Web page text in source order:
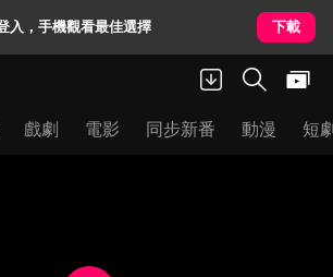
入，手機觀看最佳選擇 下載
戲劇 電影 同步新番 動漫 短